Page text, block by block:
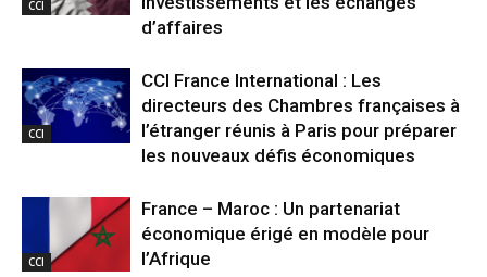
CCI
d’affaires
CCI
CCI France International : Les
directeurs des Chambres françaises à
l’étranger réunis à Paris pour préparer
les nouveaux défis économiques
CCI
France – Maroc : Un partenariat
économique érigé en modèle pour
l’Afrique